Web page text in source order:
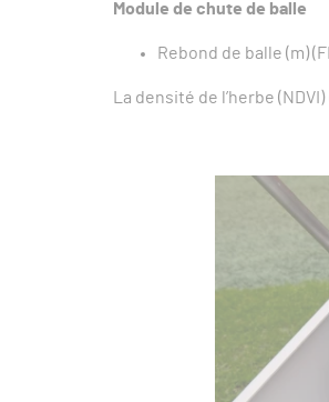
Module de chute de balle
Rebond de balle (m)
La densité de l’herbe